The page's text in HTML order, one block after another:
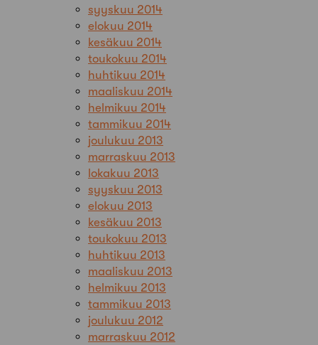
syyskuu 2014
elokuu 2014
kesäkuu 2014
toukokuu 2014
huhtikuu 2014
maaliskuu 2014
helmikuu 2014
tammikuu 2014
joulukuu 2013
marraskuu 2013
lokakuu 2013
syyskuu 2013
elokuu 2013
kesäkuu 2013
toukokuu 2013
huhtikuu 2013
maaliskuu 2013
helmikuu 2013
tammikuu 2013
joulukuu 2012
marraskuu 2012